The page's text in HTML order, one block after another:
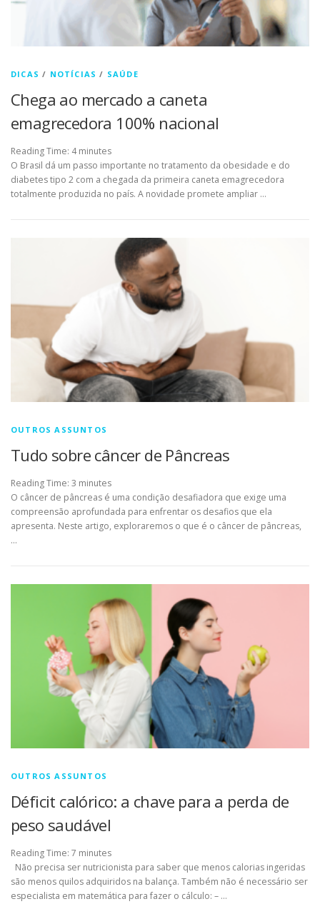
DICAS / NOTÍCIAS / SAÚDE
Chega ao mercado a caneta
emagrecedora 100% nacional
Reading Time: 4 minutes
O Brasil dá um passo importante no tratamento da obesidade e do
diabetes tipo 2 com a chegada da primeira caneta emagrecedora
totalmente produzida no país. A novidade promete ampliar …
OUTROS ASSUNTOS
Tudo sobre câncer de Pâncreas
Reading Time: 3 minutes
O câncer de pâncreas é uma condição desafiadora que exige uma
compreensão aprofundada para enfrentar os desafios que ela
apresenta. Neste artigo, exploraremos o que é o câncer de pâncreas,
…
OUTROS ASSUNTOS
Déficit calórico: a chave para a perda de
peso saudável
Reading Time: 7 minutes
Não precisa ser nutricionista para saber que menos calorias ingeridas
são menos quilos adquiridos na balança. Também não é necessário ser
especialista em matemática para fazer o cálculo: – …